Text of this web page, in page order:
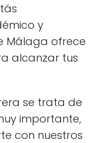
y
Málaga ofrece
alcanzar tus
se trata de
importante,
con nuestros